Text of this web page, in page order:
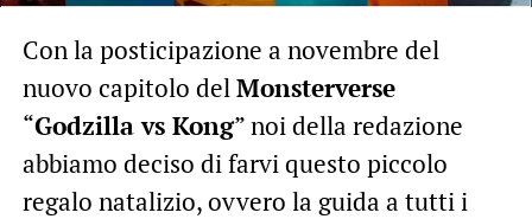
Con la posticipazione a novembre del
nuovo capitolo delMonsterverse
“Godzilla vs Kong” noi della redazione
abbiamo deciso di farvi questo piccolo
regalo natalizio, ovvero la guida a tutti i